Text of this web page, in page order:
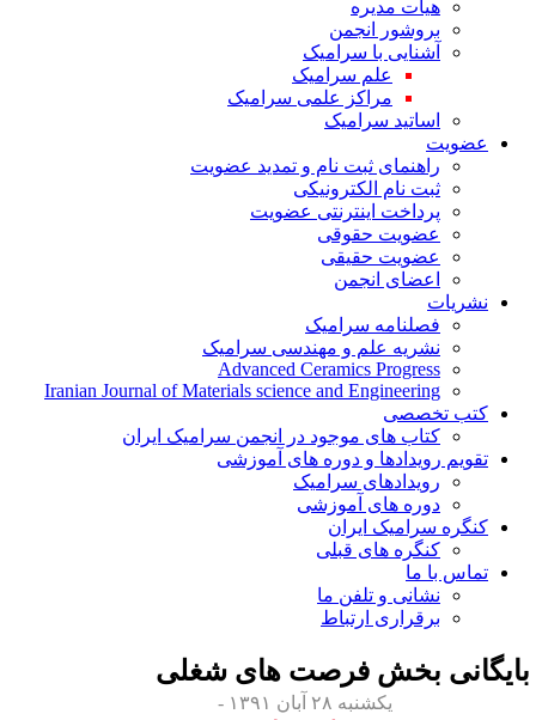
هیات مدیره
بروشور انجمن
آشنایی با سرامیک
علم سرامیک
مراکز علمی سرامیک
اساتید سرامیک
عضویت
راهنمای ثبت نام و تمدید عضویت
ثبت نام الکترونیکی
پرداخت اینترنتی عضویت
عضویت حقوقی
عضویت حقیقی
اعضای انجمن
نشریات
فصلنامه سرامیک
نشریه علم و مهندسی سرامیک
Advanced Ceramics Progress
Iranian Journal of Materials science and Engineering
کتب تخصصی
کتاب های موجود در انجمن سرامیک ایران
تقویم رویدادها و دوره های آموزشی
رویدادهای سرامیک
دوره های آموزشی
کنگره سرامیک ایران
کنگره های قبلی
تماس با ما
نشانی و تلفن ما
برقراری ارتباط
بخشفرصت های شغلی
یکشنبه ۲۸ آبان ۱۳۹۱ -